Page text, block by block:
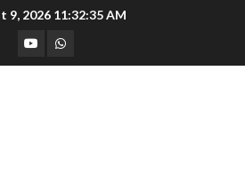
9, 2026 11:32:35 AM
YouTubeWhatsapp